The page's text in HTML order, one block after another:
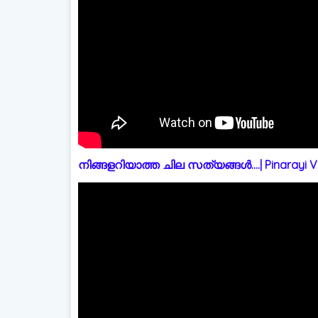
നിങ്ങളറിയാത്ത ചില സത്യങ്ങൾ....| Pinarayi